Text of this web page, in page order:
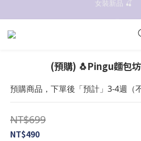
抗UV 50+防曬外套
✨OWALA多款任選✨  點
抗UV 50+防曬外套
(預購) 🐧Pingu麵包
預購商品，下單後「預計」3-4週（
NT$699
NT$490